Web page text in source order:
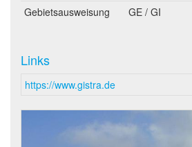
Gebietsausweisung
GE / GI
Links
https://www.gistra.de